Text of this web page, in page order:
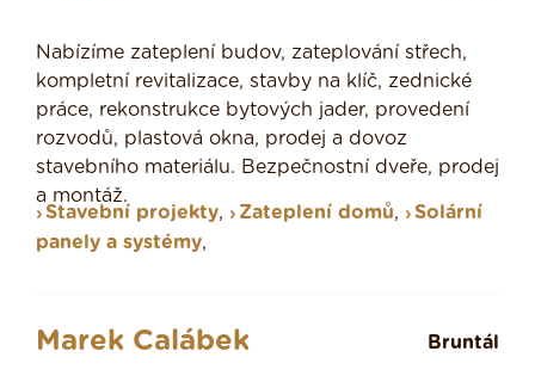
Nabízíme zateplení budov, zateplování střech,
kompletní revitalizace, stavby na klíč, zednické
práce, rekonstrukce bytových jader, provedení
rozvodů, plastová okna, prodej a dovoz
stavebního materiálu. Bezpečnostní dveře, prodej
a montáž.
Stavební projekty, Zateplení domů,
Solární
panely a systémy,
Marek Calábek Bruntál